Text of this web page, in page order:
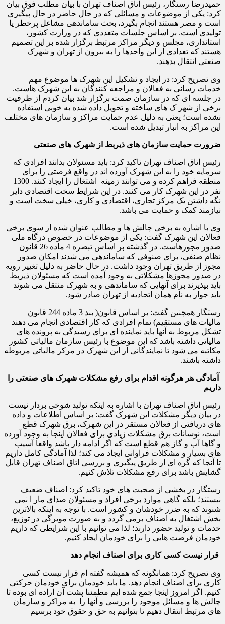
حمیدرضا رستگار، رئیس اتاق اصناف تهران با بیان مطلب فوق بیان
کرد: یکی از موضوعات و مسائلی که در حال حاضر در حال پیگیری
است و مصر هستند انجام بگیرد، بحث ساماندهی مشاغل پرخطر یا
تولیدی است. بر اساس جلسات متعددی که در وزارت کشور،
استانداری، مجلس و دیگر مراکز مرتبط برگزار شده بر این تصمیم
هستند که تعدادی از این واحدها را به بیرون از تهران و شهرک
صنعتی انتقال بدهند.
وی تصریح کرد: در ایجاد و تشکیل این شهرک ها موضوع مهم
خدمات رسانی به فعالان و مراجعه کنندگان به این شهرک هاست.
در جلسه ای که در سازمان صمت برگزار شد بیان کردم از ظرفیت
برخی از شهر ک های ساخته و تحویل داده شده به خوبی استفاده
نشده است؛ یعنی به دلیل عدم حمایت مراکز و سازمان های مختلف
این مراکز به انبار تبدیل شده است.
ضرورت حمایت سازمان های ذیربط از شهرک های صنعتی
رئیس اتاق اصناف تهران تاکید کرد: باید مسئولان بدانند افرادی که
سرمایه خود را به این شهرک آورده اند در واقع فرصتی را برای
منطقه فراهم کرده و می توانند زمینه اشتغال را ایجاد کنند. 1300
نفر در این شهرک کار می کنند. در این شرایط سخت اقتصادی دایر
نگه داشتن یک مرکز تجاری، اقتصادی و کاری، خیلی سخت است و
نیازمند کمک و حمایت می باشد.
وی با اشاره به برخی چالش ها و مطالب عنوان شده از سوی برخی
فعالان این شهرک گفت: یکی از موضوعات در خصوص درگاه ملی
صدور مجوزهاست. در گذشته بر اساس تبصره 4 ماده 26 قانون
نظام صنفی، برای صنوفی که ساماندهی می شدند امکان صدور
مجوز از طریق تهران وجود داشت. در حال حاضر به دلیل تغییر رویه
در صدور مجوزها مشکلاتی به وجود آمده است که مسئولان ذیربط
باید بپذیرند برای آنهایی که ساماندهی و به شهرک منتقل می شوند
باید جواز به نام همان اتحادیه از تهران صادر شود.
رستگار همچنین گفت: بر اساس قانون( بند 3 ماده 244 قانون
مالیات های مستقیم) تمام افرادی که کار اقتصادی انجام می دهند
تشکل مربوط به آنها باید نماینده ای برای رسیدگی به پرونده های
مالیاتی داشته باشد که این موضوع با رئیس سازمان مالیاتی کشور
مکاتبه می شود تا نمایندگانی از این شهرک در مرکز مالیاتی مربوطه
داشته باشند.
آمادگی هر هرگونه اقدام برای رفع مشکلات شهرک های صنعتی را
داریم
رئیس اتاق اصناف تهران با اشاره به اینکه تولید شوخی بردار نیست
در بیان دیگر مشکلات این شهرک گفت: بر اساس اطلاعات و داده
های دریافتی از فعالان مستقر در این شهرک، برق شهرک قطع
است، نوسانات برق مشکلات زیادی برای فعالان اینجا به وجود آورده
و گاها آب و گاز هم قطع است که اگر ادامه دار باشد واقعا آسیب
های بسیار و مشکلات فراوانی ایجاد می کند؛ لذا آمادگی کامل داریم
تا آنجا که گره ای از طریق پیگیری و بررسی اتاق اصناف تهران قابل
گشایش باشد برای رفع مشکلات تلاش کنیم.
رستگار در بخشی از صحبت های خود تاکید کرد: اصناف ضعیف
نیستند؛ بلکه گاهی موارد برخی افراد و مسئولان صدای مار ا نمی
شنوند که به ضرر خودشان و کشور است. با توجه به اینکه بالاترین
بخش اشتغال به اصناف برمی گردد و به صورت مویرگی در توزیع،
خدمات و تولید حضور دارند؛ لذا می توانیم با این شرایطی که داریم
خودمان فرصت هایی را برای خودمان ایجاد کنیم.
قرار نیست کسی کاری برای اصناف انجام دهد
وی تصریح کرد: همانگونه که همیشه گفته ام قرار نیست کسی
کاری برای اصناف انجام دهد. ما باید خودمان برای خودمان حرکتی
کنیم. اگر امروز اینجا جمع شده ایم مطمئنا پشت آن اراده ای بوده تا
چالش ها و مسائل موجود را بررسی و آنها را به مراکز و سازمان
های مرتبط انتقال دهیم تا بتوانیم به حق و حقوق خود برسیم